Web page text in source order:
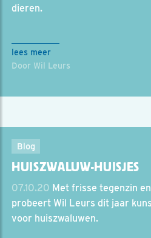
dieren.
lees meer
Door Wil Leurs
Blog
HUISZWALUW-HUISJES
07.10.20 Met frisse tegenzin
probeert Wil Leurs dit jaar
voor huiszwaluwen.